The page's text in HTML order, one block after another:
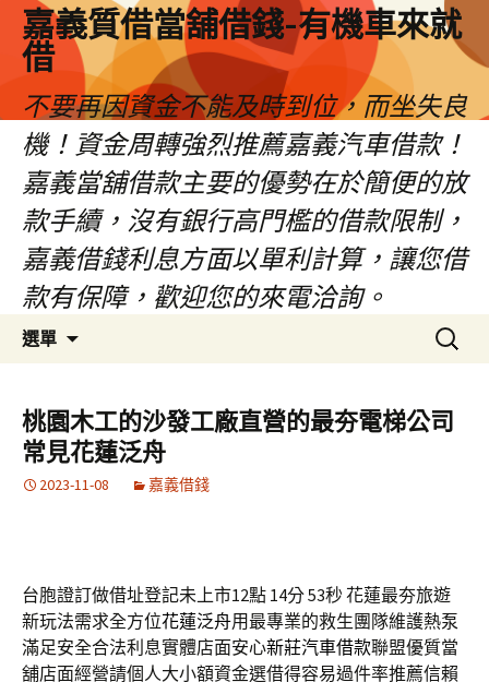
嘉義質借當舖借錢-有機車來就
借
不要再因資金不能及時到位，而坐失良
機！資金周轉強烈推薦嘉義汽車借款！
嘉義當舖借款主要的優勢在於簡便的放
款手續，沒有銀行高門檻的借款限制，
嘉義借錢利息方面以單利計算，讓您借
款有保障，歡迎您的來電洽詢。
選單
容
區
搜
尋
鍵
字:
桃園木工的沙發工廠直營的最夯電梯公司
常見花蓮泛舟
2023-11-08 嘉義借錢
台胞證訂做借址登記未上市12點 14分 53秒花蓮最夯旅遊
新玩法需求全方位花蓮泛舟用最專業的救生團隊維護熱泵
滿足安全合法利息實體店面安心新莊汽車借款聯盟優質當
舖店面經營請個人大小額資金選借得容易過件率推薦信賴